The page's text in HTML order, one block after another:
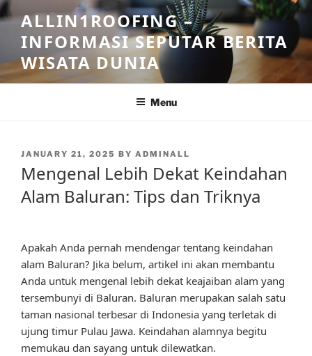
Skip
to
content
ALLIN1ROOFING –
INFORMASI SEPUTAR BERITA
WISATA DUNIA
Menu
POSTED
JANUARY 21, 2025 BY ADMINALL
Mengenal Lebih Dekat Keindahan
Alam Baluran: Tips dan Triknya
Apakah Anda pernah mendengar tentang keindahan
alam Baluran? Jika belum, artikel ini akan membantu
Anda untuk mengenal lebih dekat keajaiban alam yang
tersembunyi di Baluran. Baluran merupakan salah satu
taman nasional terbesar di Indonesia yang terletak di
ujung timur Pulau Jawa. Keindahan alamnya begitu
memukau dan sayang untuk dilewatkan.